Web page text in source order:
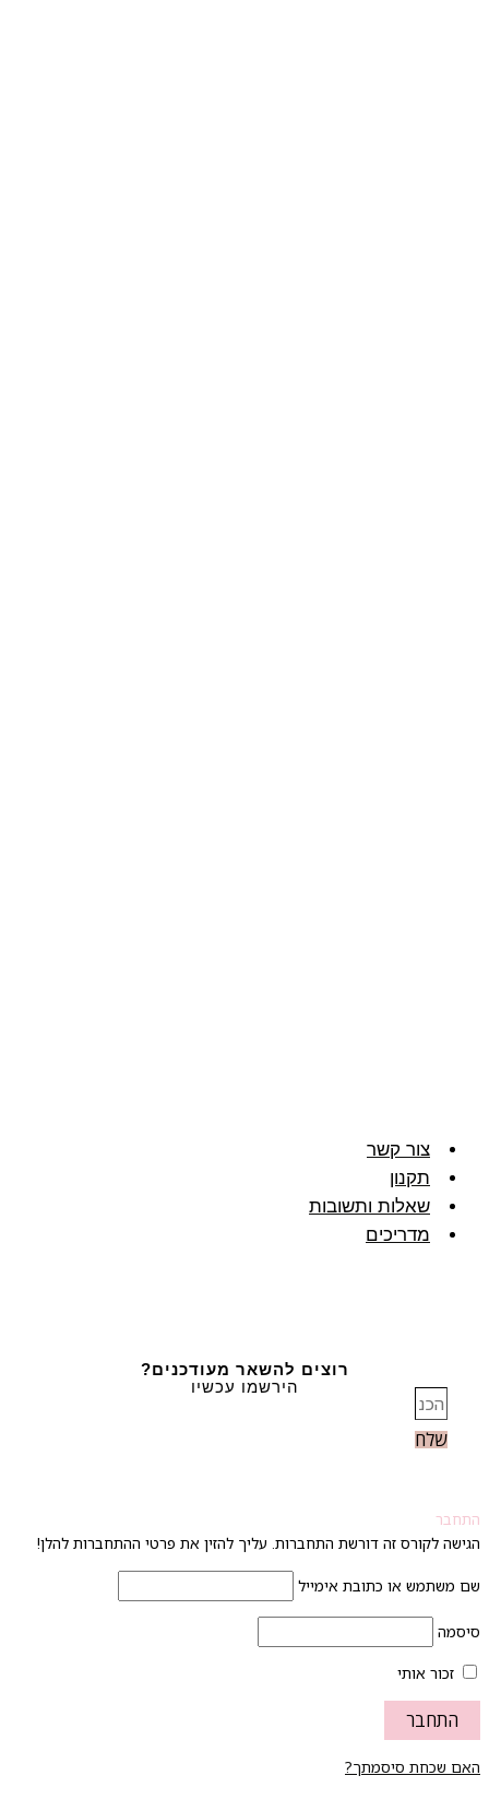
צור קשר
תקנון
שאלות ותשובות
מדריכים
רוצים להשאר מעודכנים?
הירשמו עכשיו
שלח
לקורס זה דורשת התחברות. עליך להזין את פרטי ההתחברות להלן!
משתמש או כתובת אימייל
זכור אותי
שכחת סיסמתך?